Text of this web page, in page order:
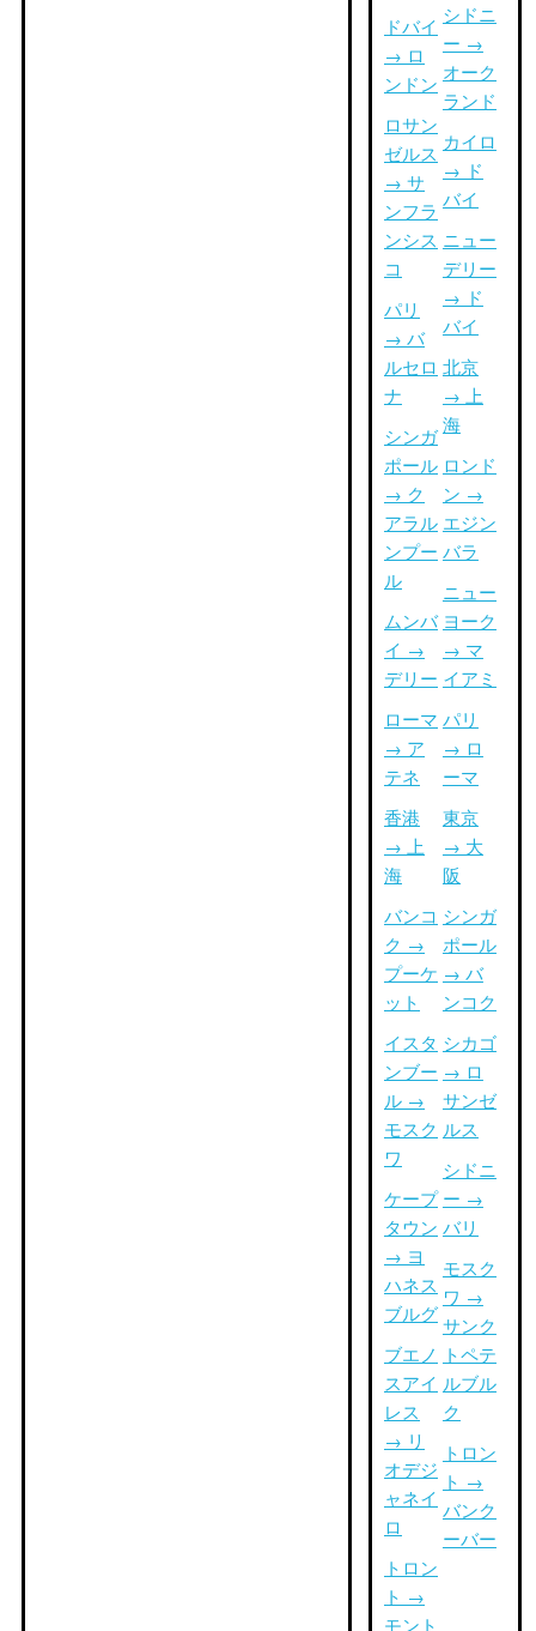
ドバイ
→ ロ
ンドン
ロサン
ゼルス
→ サ
ンフラ
ンシス
コ
パリ
→ バ
ルセロ
ナ
シンガ
ポール
→ ク
アラル
ンプー
ル
ムンバ
イ →
デリー
ローマ
→ ア
テネ
香港
→ 上
海
バンコ
ク →
プーケ
ット
イスタ
ンブー
ル →
モスク
ワ
ケープ
タウン
→ ヨ
ハネス
ブルグ
ブエノ
スアイ
レス
→ リ
オデジ
ャネイ
ロ
トロン
ト →
モント
シドニ
ー →
オーク
ランド
カイロ
→ ド
バイ
ニュー
デリー
→ ド
バイ
北京
→ 上
海
ロンド
ン →
エジン
バラ
ニュー
ヨーク
→ マ
イアミ
パリ
→ ロ
ーマ
東京
→ 大
阪
シンガ
ポール
→ バ
ンコク
シカゴ
→ ロ
サンゼ
ルス
シドニ
ー →
バリ
モスク
ワ →
サンク
トペテ
ルブル
ク
トロン
ト →
バンク
ーバー